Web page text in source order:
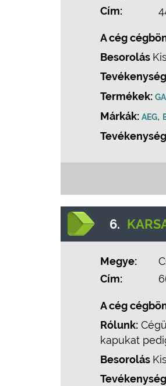
Cím:
A cég
Besorolás
Termékek:
Márkák: AEG,
6.
Megye:
Cím:
A cég
Rólunk:
kapukat
Besorolás